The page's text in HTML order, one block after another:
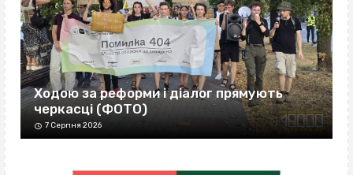
Ходою за реформи і діалог прямують
черкасці (ФОТО)
7 Серпня 2026